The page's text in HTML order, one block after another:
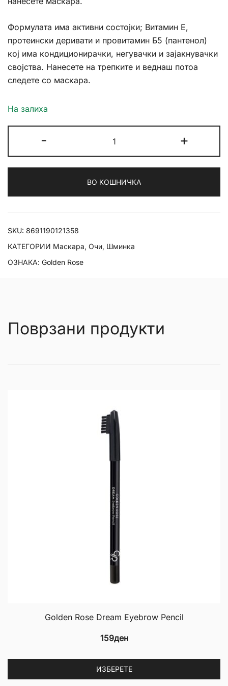
239ден.
Формулата има активни состојки; Витамин Е,
протеински деривати и провитамин Б5 (пантенол)
кој има кондиционирачки, негувачки и зајакнувачки
својства. Нанесете на трепките и веднаш потоа
следете со маскара.
На залиха
-
Rose
Lash
количина
+
ВО КОШНИЧКА
SKU: 8691190121358
КАТЕГОРИИ Маскара, Очи, Шминка
ОЗНАКА: Golden Rose
Поврзани продукти
Golden Rose Dream Eyebrow Pencil
159ден
ИЗБЕРЕТЕ